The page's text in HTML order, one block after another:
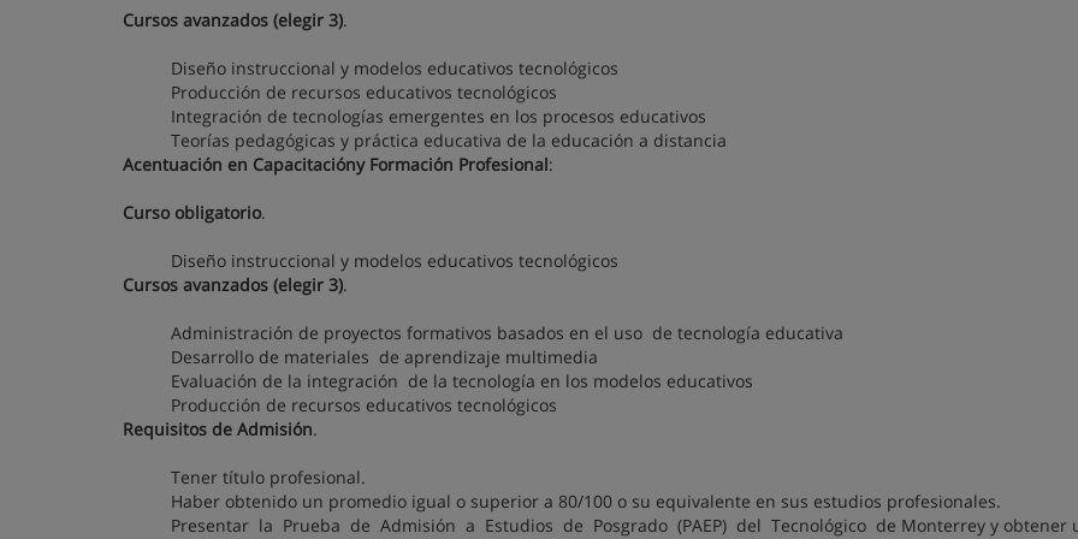
Cursos avanzados (elegir 3).
Diseño instruccional y modelos educativos tecnológicos
Producción de recursos educativos tecnológicos
Integración de tecnologías emergentes en los procesos educativos
Teorías pedagógicas y práctica educativa de la educación a distancia
Acentuación en Capacitacióny Formación Profesional:
Curso obligatorio.
Diseño instruccional y modelos educativos tecnológicos
Cursos avanzados (elegir 3).
Administración de proyectos formativos basados en el uso de tecnología educativa
Desarrollo de materiales de aprendizaje multimedia
Evaluación de la integración de la tecnología en los modelos educativos
Producción de recursos educativos tecnológicos
Requisitos de Admisión.
Tener título profesional.
Haber obtenido un promedio igual o superior a 80/100 o su equivalente en sus estudios profesionales.
Presentar la Prueba de Admisión a Estudios de Posgrado (PAEP) del Tecnológico de Monterrey y obtener